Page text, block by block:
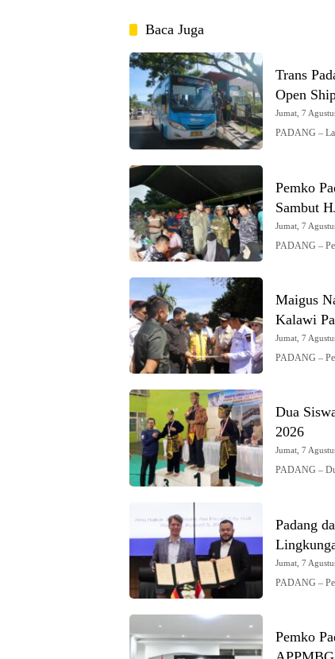
Baca Juga
Trans
Open
Jumat, 7
PADANG –
Pemko
Sambut
Jumat, 7
PADANG –
Maigus
Kalawi
Jumat, 7
PADANG –
Dua
2026
Jumat, 7
PADANG –
Padang
Jumat, 7
PADANG –
Pemko